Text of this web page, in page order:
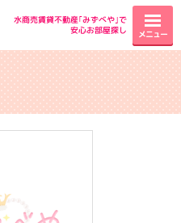
水商売賃貸不動産｢みずべや｣で
安心お部屋探し
メニュー